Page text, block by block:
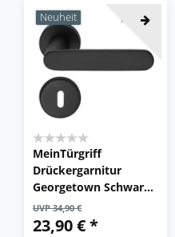
Neuheit
MeinTürgriff
Drückergarnitur
Georgetown Schwarz
Matt Türdrücker BB
PZ WC
UVP 34,90 €
23,90 € *